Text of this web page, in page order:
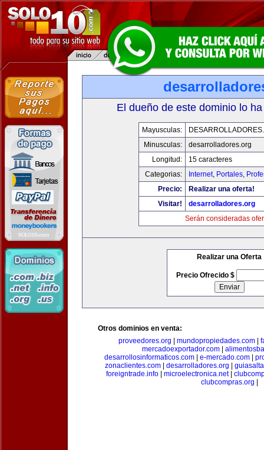
El dueño de este dominio lo
Mayusculas:
Minusculas:
desarrolladores.org
Longitud:
15 caracteres
Categorias:
Internet, Portales,
Precio:
Realizar una oferta!
Visitar!
desarrolladores.org
Serán consideradas
Realizar una Oferta
Precio Ofrecido $
Otros dominios en venta:
proveedores.org
mundopropiedades.com|
mercadoexportador.com|
desarrollosinformaticos.com| e-mercado.com|
zonaclientes.com| desarrolladores.org
foreigntrade.info
microelectronica.net|
clubcompras.org